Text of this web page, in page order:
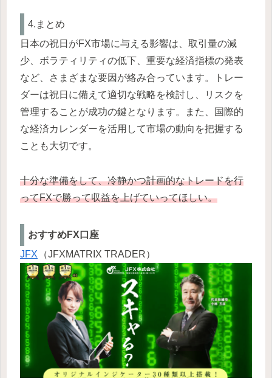
4.まとめ
日本の祝日がFX市場に与える影響は、取引量の減
少、ボラティリティの低下、重要な経済指標の発表
など、さまざまな要因が絡み合っています。トレー
ダーは祝日に備えて適切な戦略を検討し、リスクを
管理することが成功の鍵となります。また、国際的
な経済カレンダーを活用して市場の動向を把握する
ことも大切です。
十分な準備をして、冷静かつ計画的なトレードを行
ってFXで勝って収益を上げていってほしい。
おすすめFX口座
JFX
（JFXMATRIX TRADER）